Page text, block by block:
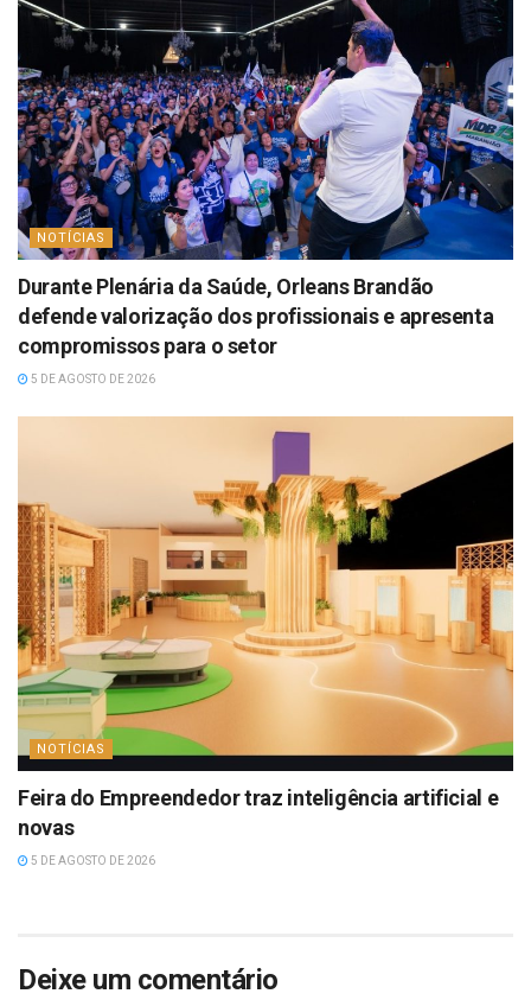
NOTÍCIAS
Durante Plenária da Saúde, Orleans Brandão
defende valorização dos profissionais e apresenta
compromissos para o setor
5 DE AGOSTO DE 2026
NOTÍCIAS
Feira do Empreendedor traz inteligência artificial e
novas
5 DE AGOSTO DE 2026
Deixe um comentário